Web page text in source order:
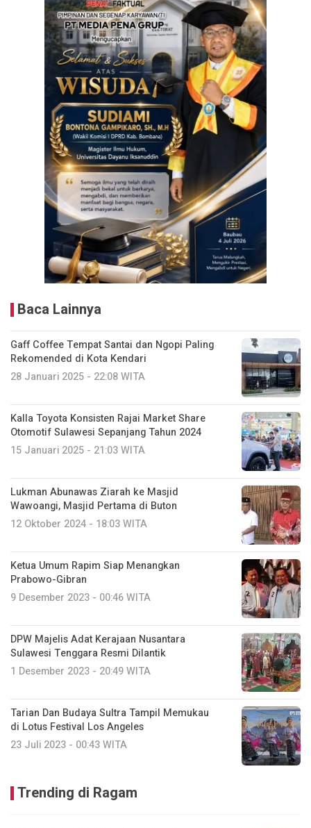
Baca Lainnya
Gaff Coffee Tempat Santai dan Ngopi Paling
Rekomended di Kota Kendari
28 Januari 2025 - 22:08 WITA
Kalla Toyota Konsisten Rajai Market Share
Otomotif Sulawesi Sepanjang Tahun 2024
15 Januari 2025 - 21:03 WITA
Lukman Abunawas Ziarah ke Masjid
Wawoangi, Masjid Pertama di Buton
12 Oktober 2024 - 18:03 WITA
Ketua Umum Rapim Siap Menangkan
Prabowo-Gibran
9 Desember 2023 - 00:46 WITA
DPW Majelis Adat Kerajaan Nusantara
Sulawesi Tenggara Resmi Dilantik
1 Desember 2023 - 20:49 WITA
Tarian Dan Budaya Sultra Tampil Memukau
di Lotus Festival Los Angeles
23 Juli 2023 - 00:43 WITA
Trending di Ragam